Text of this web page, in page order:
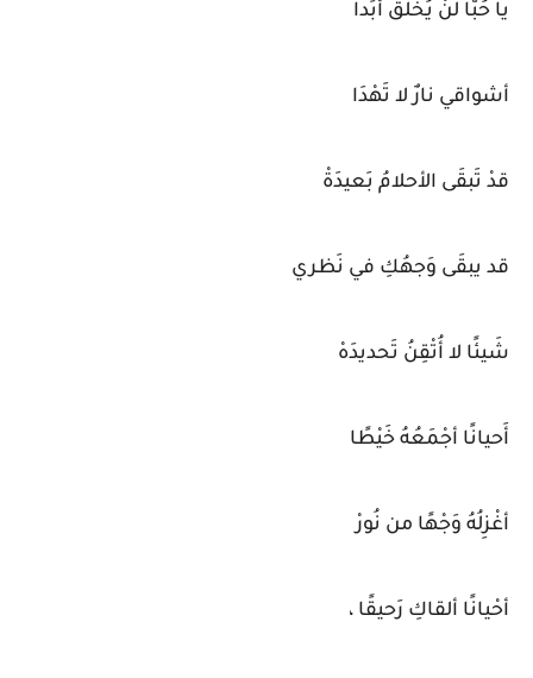
يا حُبًّا لنْ يُخلَقَ أَبَدا
أشواقي نارٌ لا تَهْدَا
قدْ تَبقَى الأحلامُ بَعيدَةْ
قد يبقَى وَجهُكِ في نَظري
شَيئًا لا أُتْقِنُ تَحديدَهْ
أَحيانًا أجْمَعُهُ خَيْطًا
أغْزِلُهُ وَجْهًا من نُورْ
أحْيانًا ألقاكِ رَحيقًا ،